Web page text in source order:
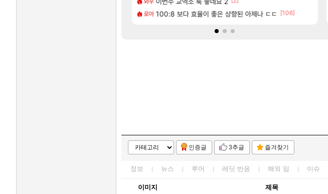
로아 100:8 보다 효율이 좋은 상향된 아제나 ㄷㄷ [106]
명조 체험 캐릭터만으로 허상 40레벨 하이와티아 5분 컷!｜에이메스·린네·모니에 명함
인증글 3추글 즐겨찾기
정보 뉴스 루머 레딧 반응 해외 밈 이슈
이미지 제목